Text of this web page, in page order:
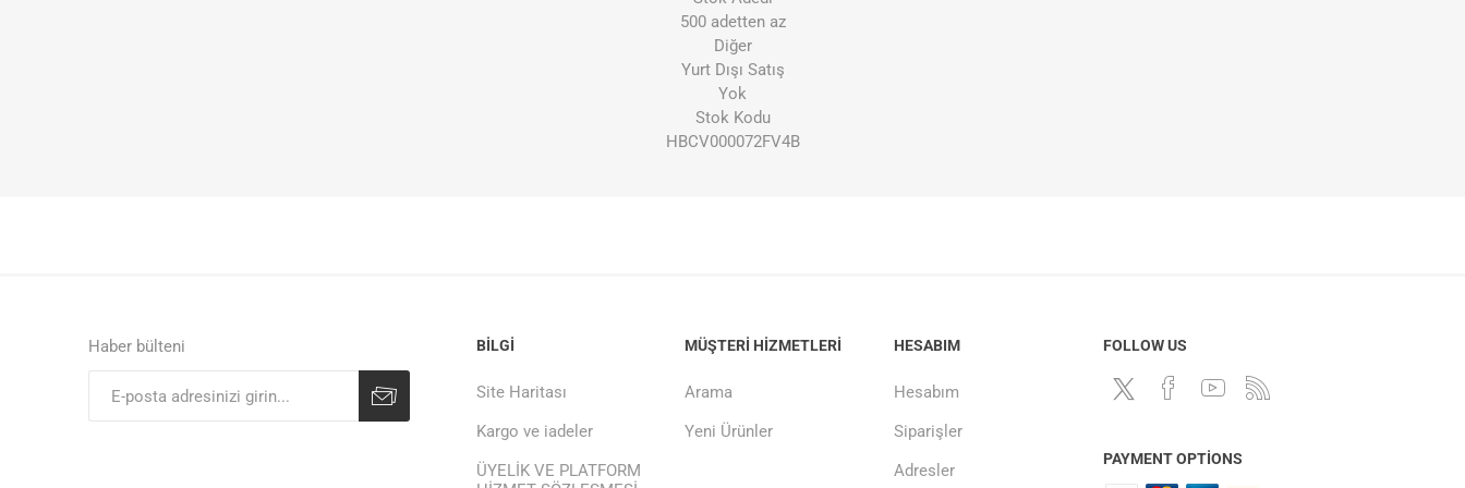
500 adetten az
Diğer
Yurt Dışı Satış
Yok
Stok Kodu
HBCV000072FV4B
Haber bülteni BILGI
Site Haritası
Kargo ve iadeler
ÜYELİK VE PLATFORM
MÜŞTERI HIZMETLERI
Arama
Yeni Ürünler
HESABIM
Hesabım
Siparişler
Adresler
FOLLOW US
PAYMENT OPTIONS